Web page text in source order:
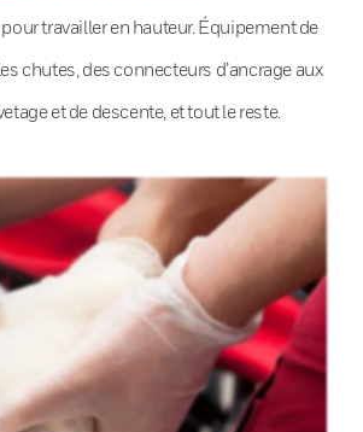
travailler en hauteur. Équipement de
chutes, des connecteurs d’ancrage aux
et de descente, et tout le reste.